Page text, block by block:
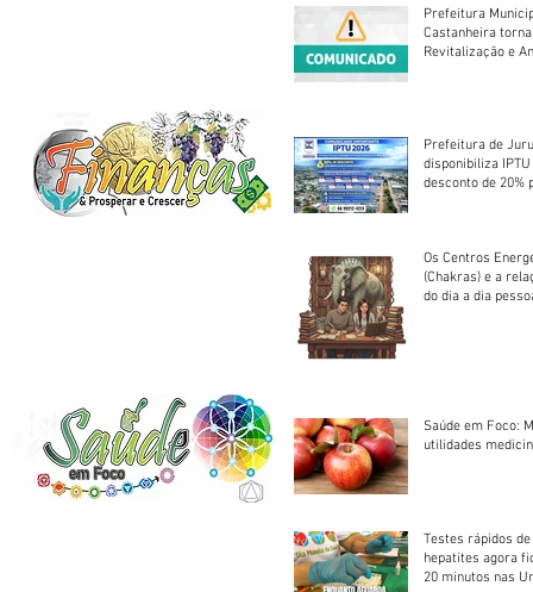
Prefeitura
Castanheira
Revitalização e
Prefeitura de
disponibiliza
desconto de 20%
Os Centros
(Chakras) e a
do dia a dia
Saúde em Foco:
utilidades
Testes rápidos
hepatites agora
20 minutos nas